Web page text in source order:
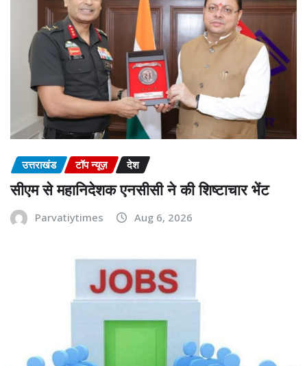
उत्तराखंड टॉप न्यूज़ देश
सीएम से महानिदेशक एनसीसी ने की शिष्टाचार भेंट
Parvatiytimes Aug 6, 2026